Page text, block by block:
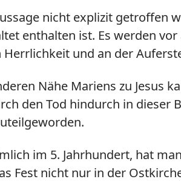
nicht explizit getroffen
enthalten ist. Es werden
und an der
Nähe Mariens zu Jesus
den Tod hindurch in dieser
im 5. Jahrhundert, hat
Fest nicht nur in der